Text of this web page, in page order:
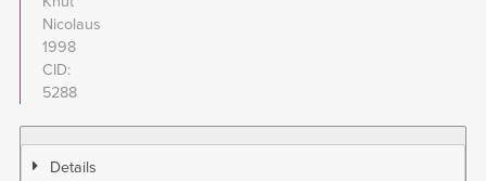
Nicolaus
1998
CID
5288
Details